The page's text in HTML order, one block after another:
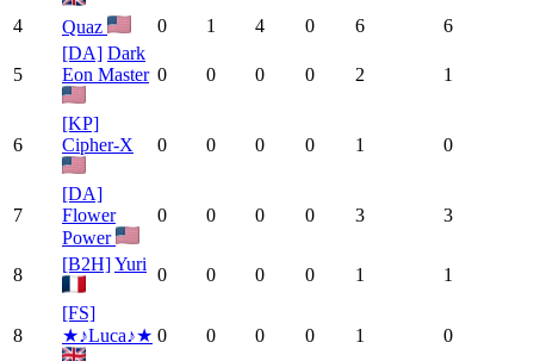
4
Quaz 0 1 4 0 6 6
5
[DA] Dark
Eon Master 0 0 0 0 2 1
6
[KP]
Cipher-X
0 0 0 0 1 0
7
[DA]
Flower
Power
0 0 0 0 3 3
8
[B2H]Yuri
0 0 0 0 1 1
8
[FS]
★♪Luca♪★ 0 0 0 0 1 0